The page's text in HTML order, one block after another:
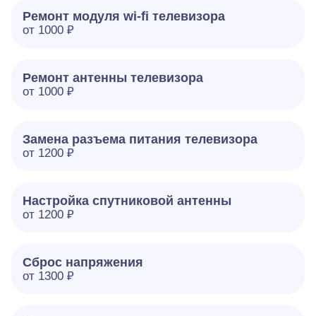
Ремонт модуля wi-fi телевизора
от 1000 ₽
Ремонт антенны телевизора
от 1000 ₽
Замена разъема питания телевизора
от 1200 ₽
Настройка спутниковой антенны
от 1200 ₽
Сброс напряжения
от 1300 ₽